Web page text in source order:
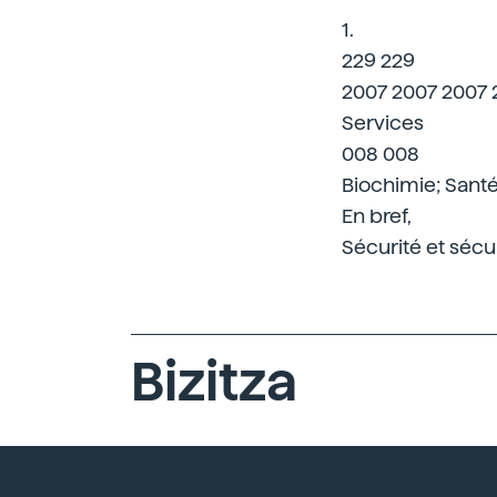
1.
229 229
2007 2007 2007
Services
008 008
Biochimie;
En bref,
Sécurité et
Bizitza